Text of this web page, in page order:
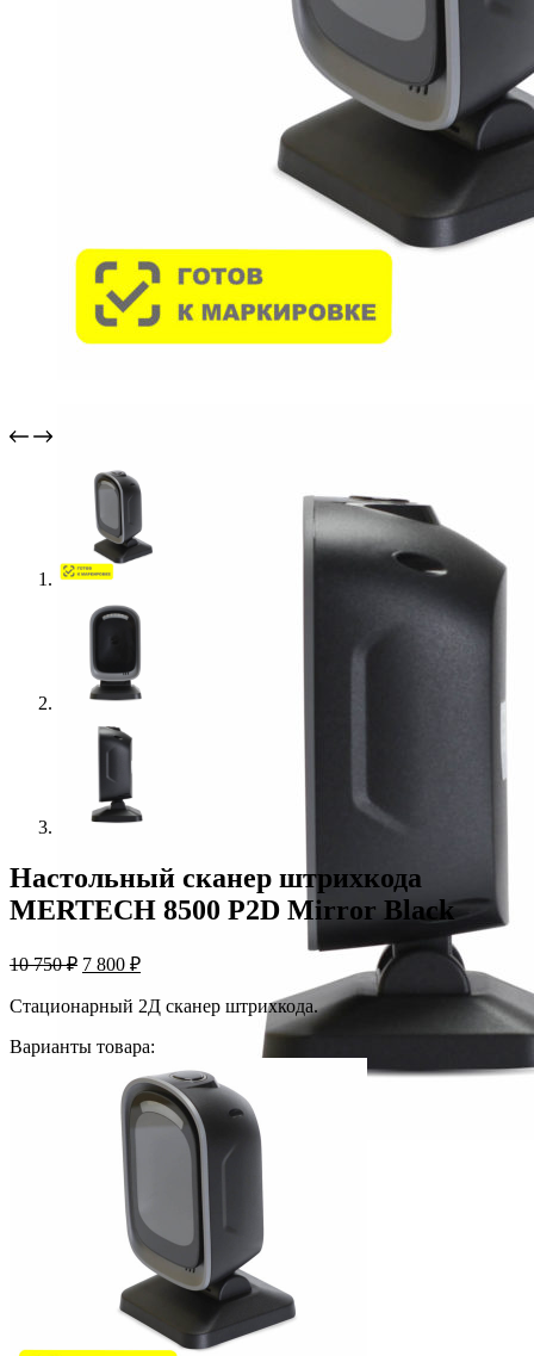
Настольный сканер штрихкода
MERTECH 8500 P2D Mirror Black
10 750₽ Первоначальная
составляла
750 ₽.
7 800 ₽Текущая
7
Стационарный 2Д сканер штрихкода.
Варианты товара: